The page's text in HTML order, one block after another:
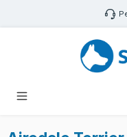
Zum Hauptinhalt springen